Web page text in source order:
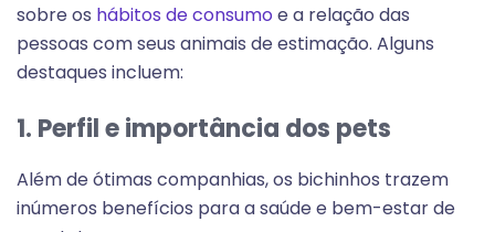
sobre os hábitos de consumo e a relação das
pessoas com seus animais de estimação. Alguns
destaques incluem:
1. Perfil e importância dos pets
Além de ótimas companhias, os bichinhos trazem
inúmeros benefícios para a saúde e bem-estar de